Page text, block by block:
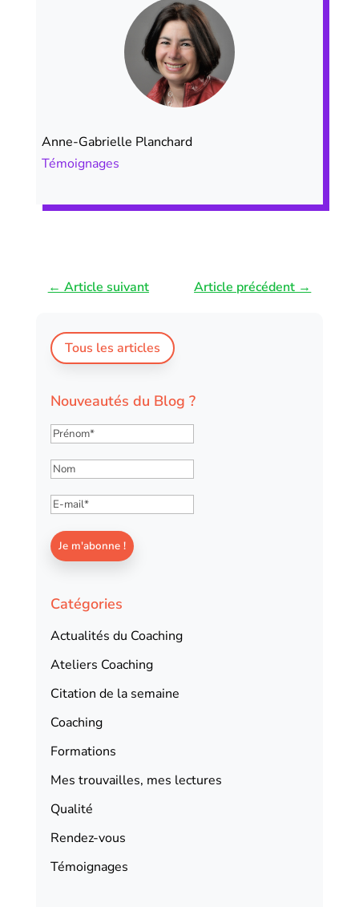
Anne-Gabrielle Planchard
Témoignages
← Article suivant Article précédent →
Tous les articles
Nouveautés du Blog ?
Catégories
Actualités du Coaching
Ateliers Coaching
Citation de la semaine
Coaching
Formations
Mes trouvailles, mes lectures
Qualité
Rendez-vous
Témoignages